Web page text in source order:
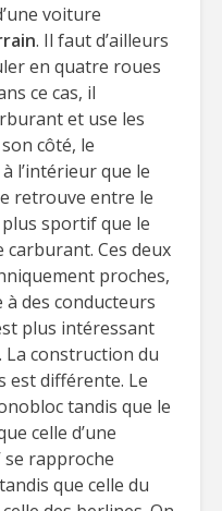
voiture
. Il faut d’ailleurs
en quatre roues
ce cas, il
et use les
côté, le
l’intérieur que le
retrouve entre le
sportif que le
carburant. Ces deux
proches,
à des conducteurs
plus intéressant
construction du
est différente. Le
tandis que le
celle d’une
se rapproche
que celle du